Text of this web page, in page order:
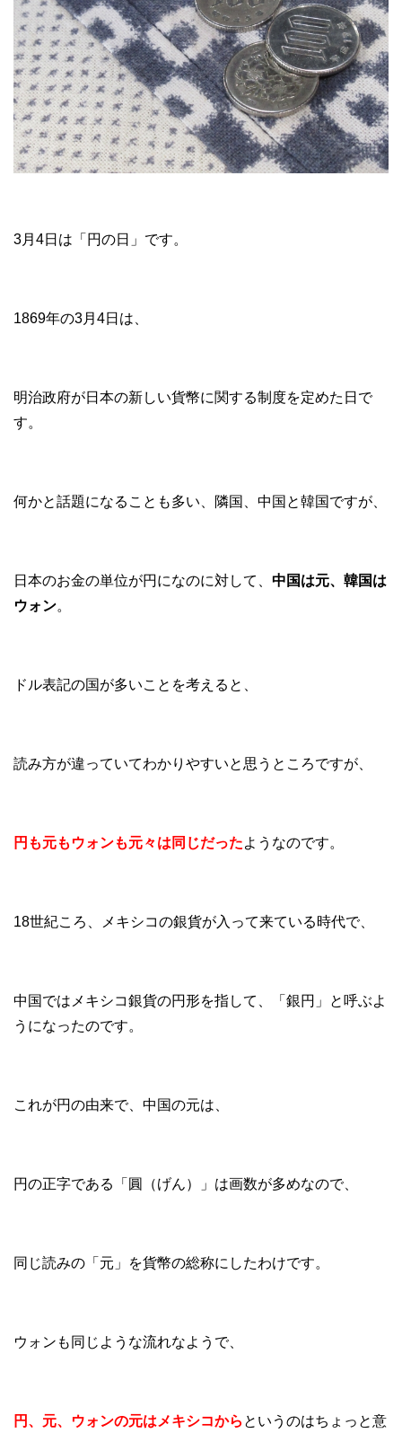
3月4日は「円の日」です。
1869年の3月4日は、
明治政府が日本の新しい貨幣に関する制度を定めた日で
す。
何かと話題になることも多い、隣国、中国と韓国ですが、
日本のお金の単位が円になのに対して、 中国は元、韓国は
ウォン。
ドル表記の国が多いことを考えると、
読み方が違っていてわかりやすいと思うところですが、
円も元もウォンも元々は同じだったようなのです。
18世紀ころ、メキシコの銀貨が入って来ている時代で、
中国ではメキシコ銀貨の円形を指して、「銀円」と呼ぶよ
うになったのです。
これが円の由来で、中国の元は、
円の正字である「圓（げん）」は画数が多めなので、
同じ読みの「元」を貨幣の総称にしたわけです。
ウォンも同じような流れなようで、
円、元、ウォンの元はメキシコから というのはちょっと意